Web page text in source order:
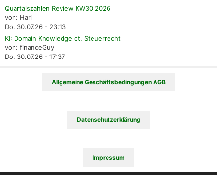
Quartalszahlen Review KW30 2026
von: Hari
Do. 30.07.26 - 23:13
KI: Domain Knowledge dt. Steuerrecht
von: financeGuy
Do. 30.07.26 - 17:37
Allgemeine Geschäftsbedingungen AGB
Datenschutzerklärung
Impressum